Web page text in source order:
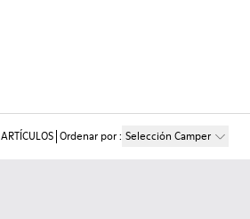
ARTÍCULOS Ordenar por: Selección Camper